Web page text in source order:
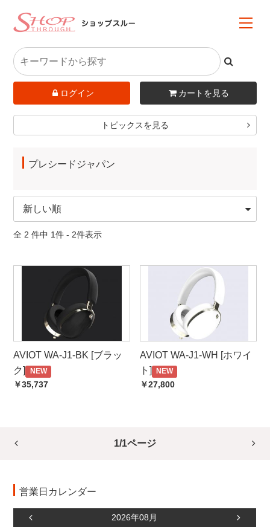
ログイン カートを見る
トピックスを見る
プレシードジャパン
全 2 件中 1件 - 2件表示
AVIOT WA-J1-BK [ブラッ
ク]
NEW
￥35,737
AVIOT WA-J1-WH [ホワイ
ト]
NEW
￥27,800
1/1ページ
営業日カレンダー
2026年08月